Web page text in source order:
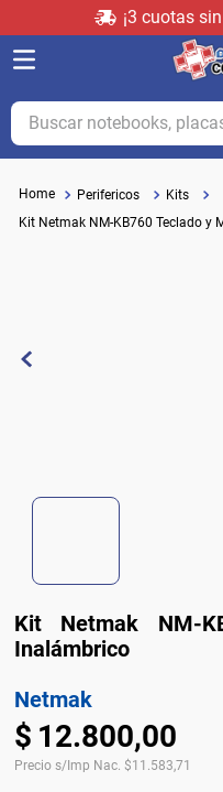
¡3 cuotas
Buscar notebooks, placas
Perifericos
Kits
Kit Netmak NM-KB760 Teclado y
Kit Netmak NM-
Inalámbrico
Netmak
$ 12.800,00
Precio s/Imp Nac. $11.583,71